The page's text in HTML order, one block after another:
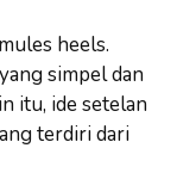
heels.
simpel dan
itu, ide setelan
terdiri dari